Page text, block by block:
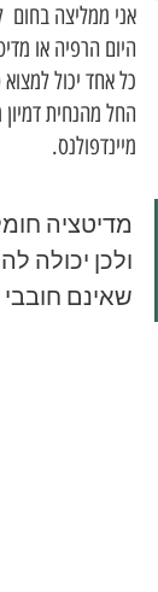
אני ממליצה בחום
היום הרפיה או
כל אחד יכול
החל מהנחית דמיון
מיינדפולנס.
מדיטציה
ולכן יכולה
שאינם